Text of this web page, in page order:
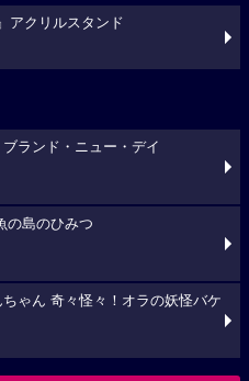
アクリルスタンド
ランド・ニュー・デイ
の島のひみつ
ゃん 奇々怪々！オラの妖怪バケ